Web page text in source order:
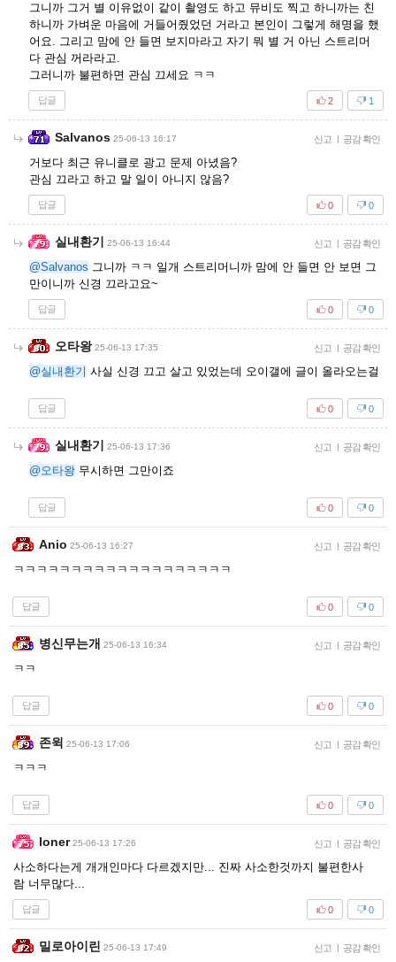
그니까 그거 별 이유없이 같이 촬영도 하고 뮤비도 찍고 하니까는 친
하니까 가벼운 마음에 거들어줬었던 거라고 본인이 그렇게 해명을 했
어요. 그리고 맘에 안 들면 보지마라고 자기 뭐 별 거 아닌 스트리머
다 관심 꺼라라고.
그러니까 불편하면 관심 끄세요 ㅋㅋ
답글 1
2
Salvanos 25-06-13 16:17 신고 공감 확인
거보다 최근 유니클로 광고 문제 아녔음?
관심 끄라고 하고 말 일이 아니지 않음?
답글 0
0
실내환기 25-06-13 16:44 신고 공감 확인
@Salvanos 그니까 ㅋㅋ 일개 스트리머니까 맘에 안 들면 안 보면 그
만이니까 신경 끄라고요~
답글 0
0
오타왕 25-06-13 17:35 신고 공감 확인
@실내환기 사실 신경 끄고 살고 있었는데 오이갤에 글이 올라오는걸
답글 0
0
실내환기 25-06-13 17:36 신고 공감 확인
@오타왕 무시하면 그만이죠
답글 0
0
Anio 25-06-13 16:27 신고 공감 확인
ㅋㅋㅋㅋㅋㅋㅋㅋㅋㅋㅋㅋㅋㅋㅋㅋㅋㅋㅋ
답글 0
0
병신무는개 25-06-13 16:34 신고 공감 확인
ㅋㅋ
답글 0
0
존윅 25-06-13 17:06 신고 공감 확인
ㅋㅋㅋ
답글 0
0
loner 25-06-13 17:26 신고 공감 확인
사소하다는게 개개인마다 다르겠지만... 진짜 사소한것까지 불편한사
람 너무많다...
답글 0
0
밀로아이린 25-06-13 17:49 신고 공감 확인